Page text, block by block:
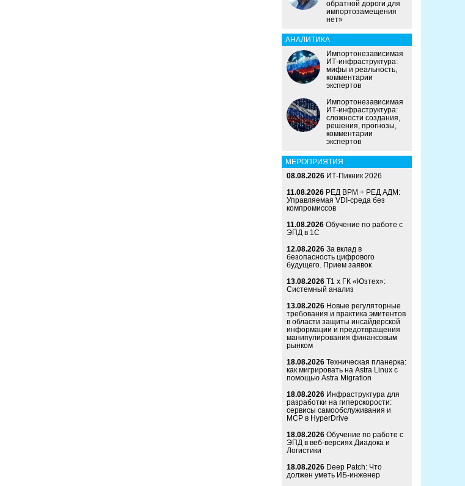
обратной дороги для
импортозамещения
нет»
АНАЛИТИКА
Импортонезависимая
ИТ-инфраструктура:
мифы и реальность,
комментарии
экспертов
Импортонезависимая
ИТ-инфраструктура:
сложности создания,
решения, прогнозы,
комментарии
экспертов
МЕРОПРИЯТИЯ
08.08.2026 ИТ-Пикник 2026
11.08.2026 РЕД ВРМ + РЕД АДМ:
Управляемая VDI-среда без
компромиссов
11.08.2026 Обучение по работе с
ЭПД в 1С
12.08.2026 За вклад в
безопасность цифрового
будущего. Прием заявок
13.08.2026 Т1 x ГК «Юзтех»:
Системный анализ
13.08.2026 Новые регуляторные
требования и практика эмитентов
в области защиты инсайдерской
информации и предотвращения
манипулирования финансовым
рынком
18.08.2026 Техническая планерка:
как мигрировать на Astra Linux с
помощью Astra Migration
18.08.2026 Инфраструктура для
разработки на гиперскорости:
сервисы самообслуживания и
MCP в HyperDrive
18.08.2026 Обучение по работе с
ЭПД в веб-версиях Диадока и
Логистики
18.08.2026 Deep Patch: Что
должен уметь ИБ-инженер